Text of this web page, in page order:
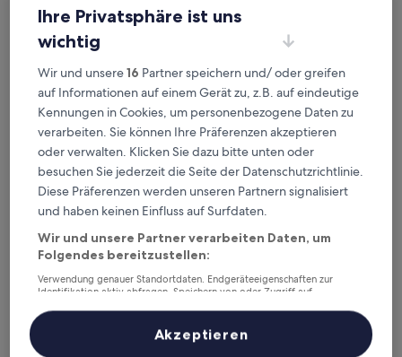
Britannia Hotel Manchester Airport
Britannia Hotel Manchester Airport
3.0-
Sterne-
Unterkunft
3 km von Straßenbahnhaltestelle Sale Water Park entfernt
7.2
von
10,
Gut,
(1.198
7,2/10 Gut (1.198 Bewertungen)
Der
Preis
57 €
inkl. Steuern & Gebühren
Trivelles Belforte Hotel
Ihre Privatsphäre ist uns
wichtig
Wir und unsere16 Partner speichern und/ oder greifen
auf Informationen auf einem Gerät zu, z.B. auf eindeutige
Kennungen in Cookies, um personenbezogene Daten zu
verarbeiten. Sie können Ihre Präferenzen akzeptieren
oder verwalten. Klicken Sie dazu bitte unten oder
besuchen Sie jederzeit die Seite der Datenschutzrichtlinie.
Diese Präferenzen werden unseren Partnern signalisiert
und haben keinen Einfluss auf Surfdaten.
Wir und unsere Partner verarbeiten Daten, um
Folgendes bereitzustellen:
Verwendung genauer Standortdaten. Endgeräteeigenschaften zur
Identifikation aktiv abfragen. Speichern von oder Zugriff auf
Inhalte, Messung von Werbeleistung und der Performance von Inhalten,
Zielgruppenforschung sowie Entwicklung und Verbesserung von
Akzeptieren